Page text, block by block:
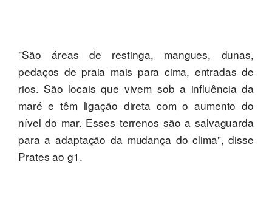
"São áreas de restinga, mangues, dunas,
pedaços de praia mais para cima, entradas de
rios. São locais que vivem sob a influência da
maré e têm ligação direta com o aumento do
nível do mar. Esses terrenos são a salvaguarda
para a adaptação da mudança do clima", disse
Prates ao g1.